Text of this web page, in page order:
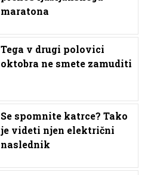
maratona
Tega v drugi polovici
oktobra ne smete zamuditi
Se spomnite katrce? Tako
je videti njen električni
naslednik